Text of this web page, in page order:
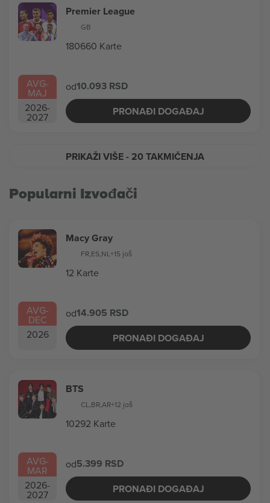
AVG-
MAJ
2026-
2027
Premier League
GB
180660 Karte
od10.093 RSD
PRONAĐI DOGAĐAJ
PRIKAŽI VIŠE- 20 TAKMIČENJA
Popularni Izvođači
AVG-
DEC
2026
Macy Gray
FR,ES,NL+15 još
12 Karte
od14.905 RSD
PRONAĐI DOGAĐAJ
AVG-
MAR
2026-
2027
BTS
CL,BR,AR+12 još
10292 Karte
od5.399 RSD
PRONAĐI DOGAĐAJ